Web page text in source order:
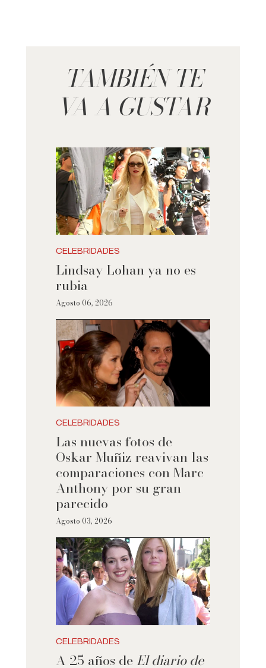
TAMBIÉN TE
VA A GUSTAR
CELEBRIDADES
Lindsay Lohan ya no es
rubia
Agosto 06, 2026
CELEBRIDADES
Las nuevas fotos de
Oskar Muñiz reavivan las
comparaciones con Marc
Anthony por su gran
parecido
Agosto 03, 2026
CELEBRIDADES
A 25 años de El diario de